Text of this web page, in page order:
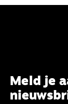
Meld je